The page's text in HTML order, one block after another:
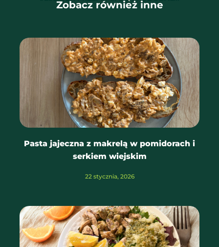
Zobacz również inne
Pasta jajeczna z makrelą w pomidorach i
serkiem wiejskim
22 stycznia, 2026